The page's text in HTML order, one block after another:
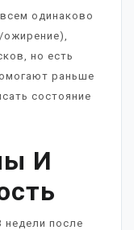
одинаково
но есть
раньше
состояние
И
недели после